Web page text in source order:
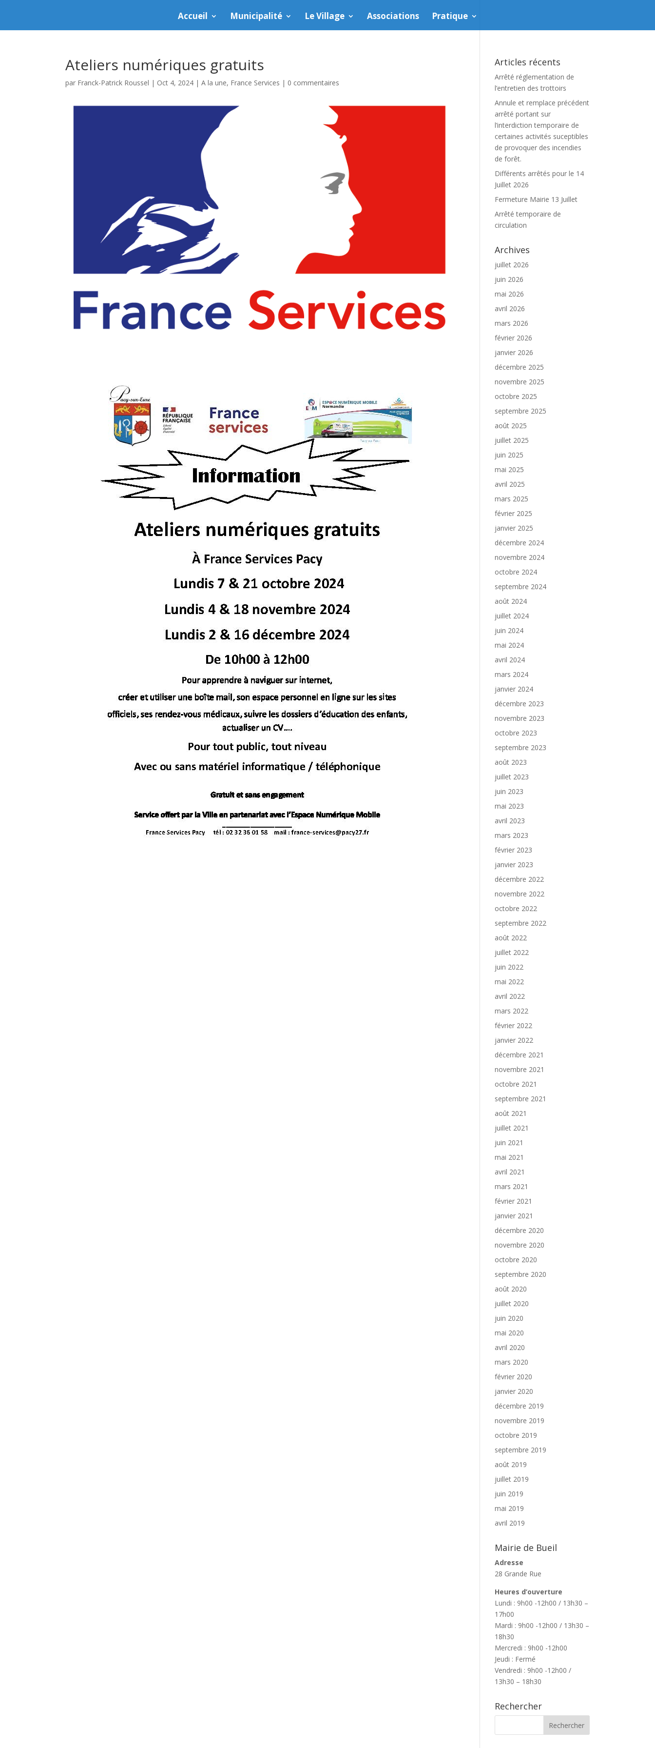
Accueil Municipalité Le Village Associations Pratique
Ateliers numériques gratuits
par Franck-Patrick Roussel | Oct 4, 2024 |A la une, France Services | 0 commentaires
Articles récents
Arrêté réglementation de
l’entretien des trottoirs
Annule et remplace précédent
arrêté portant sur
l’interdiction temporaire de
certaines activités suceptibles
de provoquer des incendies
de forêt.
Différents arrêtés pour le 14
Juillet 2026
Fermeture Mairie 13 Juillet
Arrêté temporaire de
circulation
Archives
juillet 2026
juin 2026
mai 2026
avril 2026
mars 2026
février 2026
janvier 2026
décembre 2025
novembre 2025
octobre 2025
septembre 2025
août 2025
juillet 2025
juin 2025
mai 2025
avril 2025
mars 2025
février 2025
janvier 2025
décembre 2024
novembre 2024
octobre 2024
septembre 2024
août 2024
juillet 2024
juin 2024
mai 2024
avril 2024
mars 2024
janvier 2024
décembre 2023
novembre 2023
octobre 2023
septembre 2023
août 2023
juillet 2023
juin 2023
mai 2023
avril 2023
mars 2023
février 2023
janvier 2023
décembre 2022
novembre 2022
octobre 2022
septembre 2022
août 2022
juillet 2022
juin 2022
mai 2022
avril 2022
mars 2022
février 2022
janvier 2022
décembre 2021
novembre 2021
octobre 2021
septembre 2021
août 2021
juillet 2021
juin 2021
mai 2021
avril 2021
mars 2021
février 2021
janvier 2021
décembre 2020
novembre 2020
octobre 2020
septembre 2020
août 2020
juillet 2020
juin 2020
mai 2020
avril 2020
mars 2020
février 2020
janvier 2020
décembre 2019
novembre 2019
octobre 2019
septembre 2019
août 2019
juillet 2019
juin 2019
mai 2019
avril 2019
Mairie de Bueil
Adresse
28 Grande Rue
Heures d’ouverture
Lundi : 9h00 -12h00 / 13h30 –
17h00
Mardi : 9h00 -12h00 / 13h30 –
18h30
Mercredi : 9h00 -12h00
Jeudi : Fermé
Vendredi : 9h00 -12h00 /
13h30 – 18h30
Rechercher